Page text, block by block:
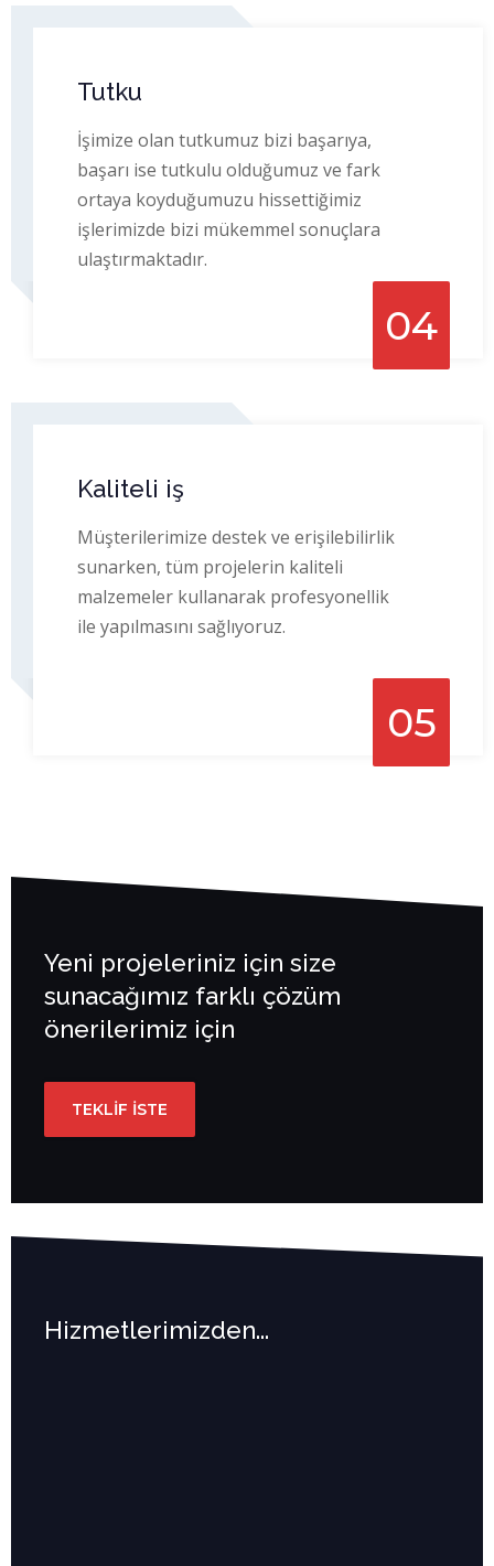
Tutku
İşimize olan tutkumuz bizi başarıya,
başarı ise tutkulu olduğumuz ve fark
ortaya koyduğumuzu hissettiğimiz
işlerimizde bizi mükemmel sonuçlara
ulaştırmaktadır.
04
Kaliteli iş
Müşterilerimize destek ve erişilebilirlik
sunarken, tüm projelerin kaliteli
malzemeler kullanarak profesyonellik
ile yapılmasını sağlıyoruz.
05
Yeni projeleriniz için size
sunacağımız farklı çözüm
önerilerimiz için
TEKLIF İSTE
Hizmetlerimizden...